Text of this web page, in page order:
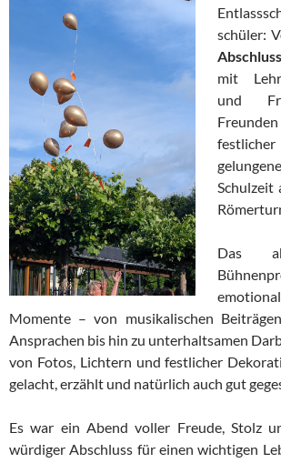
schüler:
mit
und
Schulzeit
Das
Momente – von musikalischen
Ansprachen bis hin zu unterhaltsamen
von Fotos, Lichtern und festlicher
gelacht, erzählt und natürlich auch gut
Es war ein Abend voller Freude, Stolz
würdiger Abschluss für einen wichtigen